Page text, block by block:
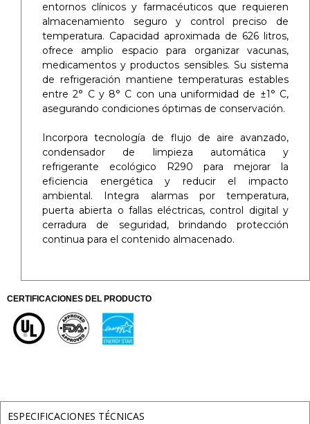
entornos clínicos y farmacéuticos que requieren
almacenamiento seguro y control preciso de
temperatura. Capacidad aproximada de 626 litros,
ofrece amplio espacio para organizar vacunas,
medicamentos y productos sensibles. Su sistema
de refrigeración mantiene temperaturas estables
entre 2° C y 8° C con una uniformidad de ±1° C,
asegurando condiciones óptimas de conservación.
Incorpora tecnología de flujo de aire avanzado,
condensador de limpieza automática y
refrigerante ecológico R290 para mejorar la
eficiencia energética y reducir el impacto
ambiental. Integra alarmas por temperatura,
puerta abierta o fallas eléctricas, control digital y
cerradura de seguridad, brindando protección
continua para el contenido almacenado.
CERTIFICACIONES DEL PRODUCTO
ESPECIFICACIONES TÉCNICAS